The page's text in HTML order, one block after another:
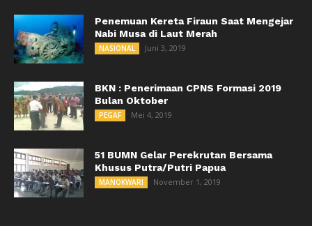
Penemuan Kereta Firaun Saat Mengejar
Nabi Musa di Laut Merah
NASIONAL Juni 3, 2019
BKN : Penerimaan CPNS Formasi 2019
Bulan Oktober
PEGAF Mei 4, 2019
51 BUMN Gelar Perekrutan Bersama
Khusus Putra/Putri Papua
MANOKWARI November 1, 2019